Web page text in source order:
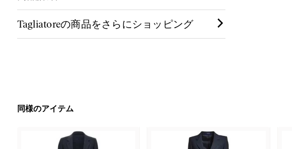
Tagliatoreの商品をさらにショッピング
同様のアイテム